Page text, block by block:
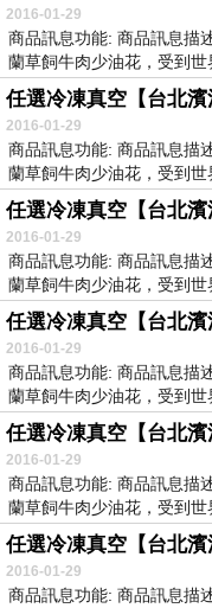
2016-01-29
商品訊息功能: 商品訊息描
蘭草飼牛肉少油花，受到世
2016-01-29
商品訊息功能: 商品訊息描
蘭草飼牛肉少油花，受到世
2016-01-29
商品訊息功能: 商品訊息描
蘭草飼牛肉少油花，受到世
2016-01-29
商品訊息功能: 商品訊息描
蘭草飼牛肉少油花，受到世
2016-01-29
商品訊息功能: 商品訊息描
蘭草飼牛肉少油花，受到世
2016-01-29
商品訊息功能: 商品訊息描